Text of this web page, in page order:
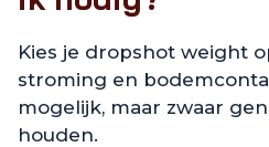
Kies je dropshot weight
stroming en
mogelijk, maar zwaar
houden.